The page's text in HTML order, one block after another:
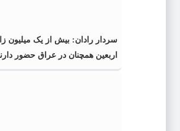
سردار رادان: بیش از یک میلیون
اربعین همچنان در عراق حضور